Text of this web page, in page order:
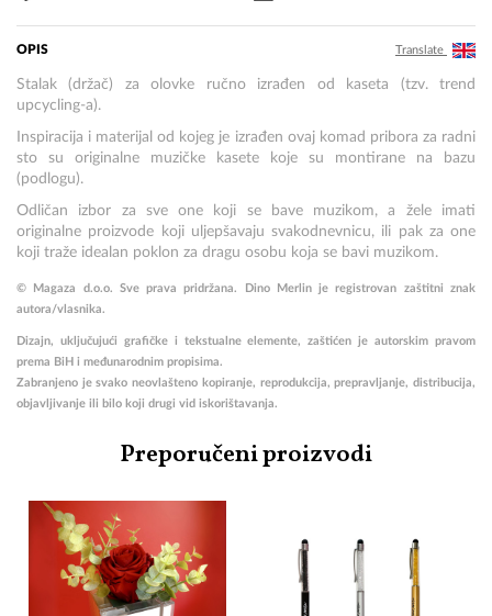
OPIS Translate
Stalak (držač) za olovke ručno izrađen od kaseta (tzv. trend
upcycling-a).
Inspiracija i materijal od kojeg je izrađen ovaj komad pribora za radni
sto su originalne muzičke kasete koje su montirane na bazu
(podlogu).
Odličan izbor za sve one koji se bave muzikom, a žele imati
originalne proizvode koji uljepšavaju svakodnevnicu, ili pak za one
koji traže idealan poklon za dragu osobu koja se bavi muzikom.
© Magaza d.o.o. Sve prava pridržana. Dino Merlin je registrovan zaštitni znak
autora/vlasnika.
Dizajn, uključujući grafičke i tekstualne elemente, zaštićen je autorskim pravom
prema BiH i međunarodnim propisima.
Zabranjeno je svako neovlašteno kopiranje, reprodukcija, prepravljanje, distribucija,
objavljivanje ili bilo koji drugi vid iskorištavanja.
Preporučeni proizvodi